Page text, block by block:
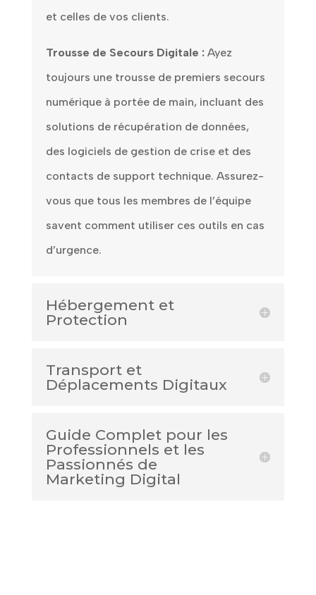
et celles de vos clients.
Trousse de Secours Digitale : Ayez
toujours une trousse de premiers secours
numérique à portée de main, incluant des
solutions de récupération de données,
des logiciels de gestion de crise et des
contacts de support technique. Assurez-
vous que tous les membres de l’équipe
savent comment utiliser ces outils en cas
d’urgence.
Hébergement et
Protection
Transport et
Déplacements Digitaux
Guide Complet pour les
Professionnels et les
Passionnés de
Marketing Digital